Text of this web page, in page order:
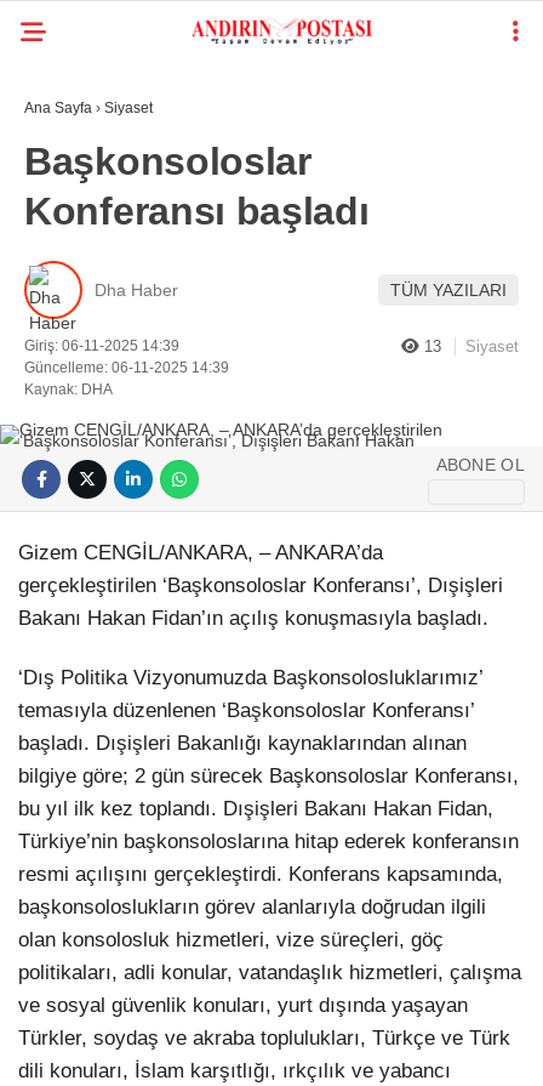
Ana Sayfa › Siyaset
Başkonsoloslar
Konferansı başladı
Dha Haber TÜM YAZILARI
Giriş: 06-11-2025 14:39
Güncelleme: 06-11-2025 14:39
Kaynak: DHA
13 Siyaset
ABONE OL
Gizem CENGİL/ANKARA, – ANKARA’da
gerçekleştirilen ‘Başkonsoloslar Konferansı’, Dışişleri
Bakanı Hakan Fidan’ın açılış konuşmasıyla başladı.
‘Dış Politika Vizyonumuzda Başkonsolosluklarımız’
temasıyla düzenlenen ‘Başkonsoloslar Konferansı’
başladı. Dışişleri Bakanlığı kaynaklarından alınan
bilgiye göre; 2 gün sürecek Başkonsoloslar Konferansı,
bu yıl ilk kez toplandı. Dışişleri Bakanı Hakan Fidan,
Türkiye’nin başkonsoloslarına hitap ederek konferansın
resmi açılışını gerçekleştirdi. Konferans kapsamında,
başkonsoloslukların görev alanlarıyla doğrudan ilgili
olan konsolosluk hizmetleri, vize süreçleri, göç
politikaları, adli konular, vatandaşlık hizmetleri, çalışma
ve sosyal güvenlik konuları, yurt dışında yaşayan
Türkler, soydaş ve akraba toplulukları, Türkçe ve Türk
dili konuları, İslam karşıtlığı, ırkçılık ve yabancı